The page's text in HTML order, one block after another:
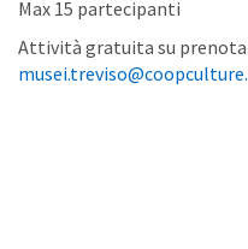
Max 15 partecipanti
Attività gratuita su